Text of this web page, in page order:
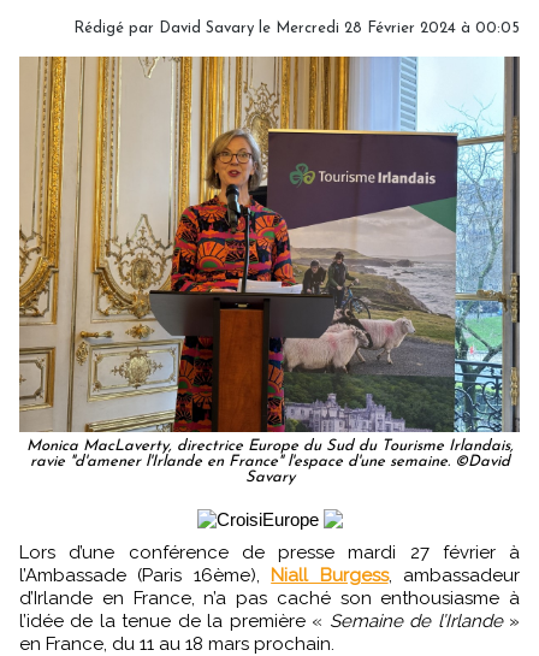
Rédigé par David Savary le Mercredi 28 Février 2024 à 00:05
Monica MacLaverty, directrice Europe du Sud du Tourisme Irlandais,
ravie "d'amener l'Irlande en France" l'espace d'une semaine. ©David
Savary
Lors d’une conférence de presse mardi 27 février à
l’Ambassade (Paris 16ème), Niall Burgess, ambassadeur
d’Irlande en France, n’a pas caché son enthousiasme à
l’idée de la tenue de la première « Semaine de l’Irlande»
en France, du 11 au 18 mars prochain.